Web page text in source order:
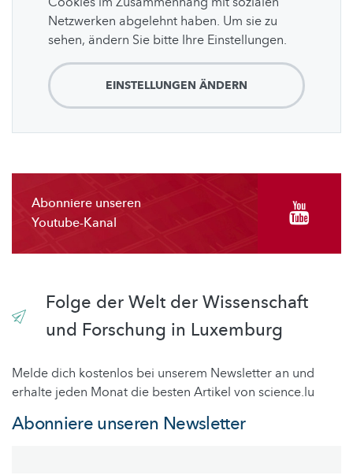
Netzwerken abgelehnt haben. Um sie zu
sehen, ändern Sie bitte Ihre Einstellungen.
EINSTELLUNGEN ÄNDERN
Abonniere unseren
Youtube-Kanal
Folge der Welt der Wissenschaft
und Forschung in Luxemburg
Melde dich kostenlos bei unserem Newsletter an und
erhalte jeden Monat die besten Artikel von science.lu
Abonniere unseren Newsletter